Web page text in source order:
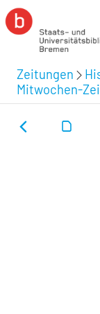
Zeitungen
Mitwochen-